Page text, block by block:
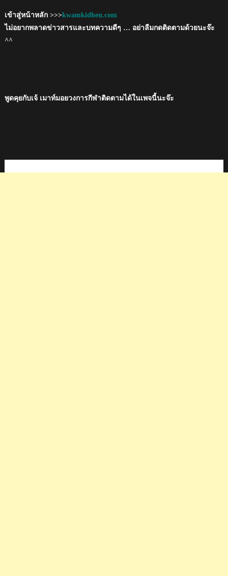
เข้าสู่หน้าหลัก >>>kwamkidhen.com
ไม่อยากพลาดข่าวสารและบทความดีๆ … อย่าลืมกดติดตามด้วยนะจ๊ะ
^^
พูดคุยกับเจ้ เมาท์มอยวงการกีฬาติดตามได้ในเพจนี้นะจ๊ะ